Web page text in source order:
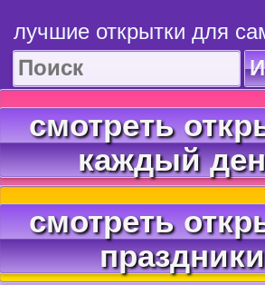
лучшие открытки для
смотреть
каждый
смотреть